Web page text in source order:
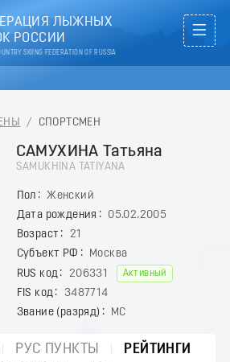
ЛЫЖНЫХ
РОССИИ
SKIING FEDERATION OF RUSSIA
/ СПОРТСМЕН
САМУХИНА Татьяна
SAMUKHINA TATIYANA
Пол
Женский
Дата рождения
05.02.2005
Возраст
21
Субъект РФ
Москва
RUS код
206331 Активный
FIS код
3487714
Звание (разряд)
МС
РУС ПУНКТЫ
РЕЙТИНГИ